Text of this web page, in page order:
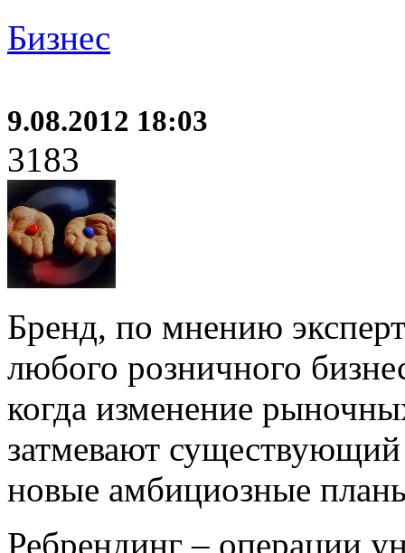
Бизнес
9.08.2012 18:03
3183
Бренд, по мнению
любого розничного
когда изменение
затмевают
новые амбициозные
Ребрендинг – операции